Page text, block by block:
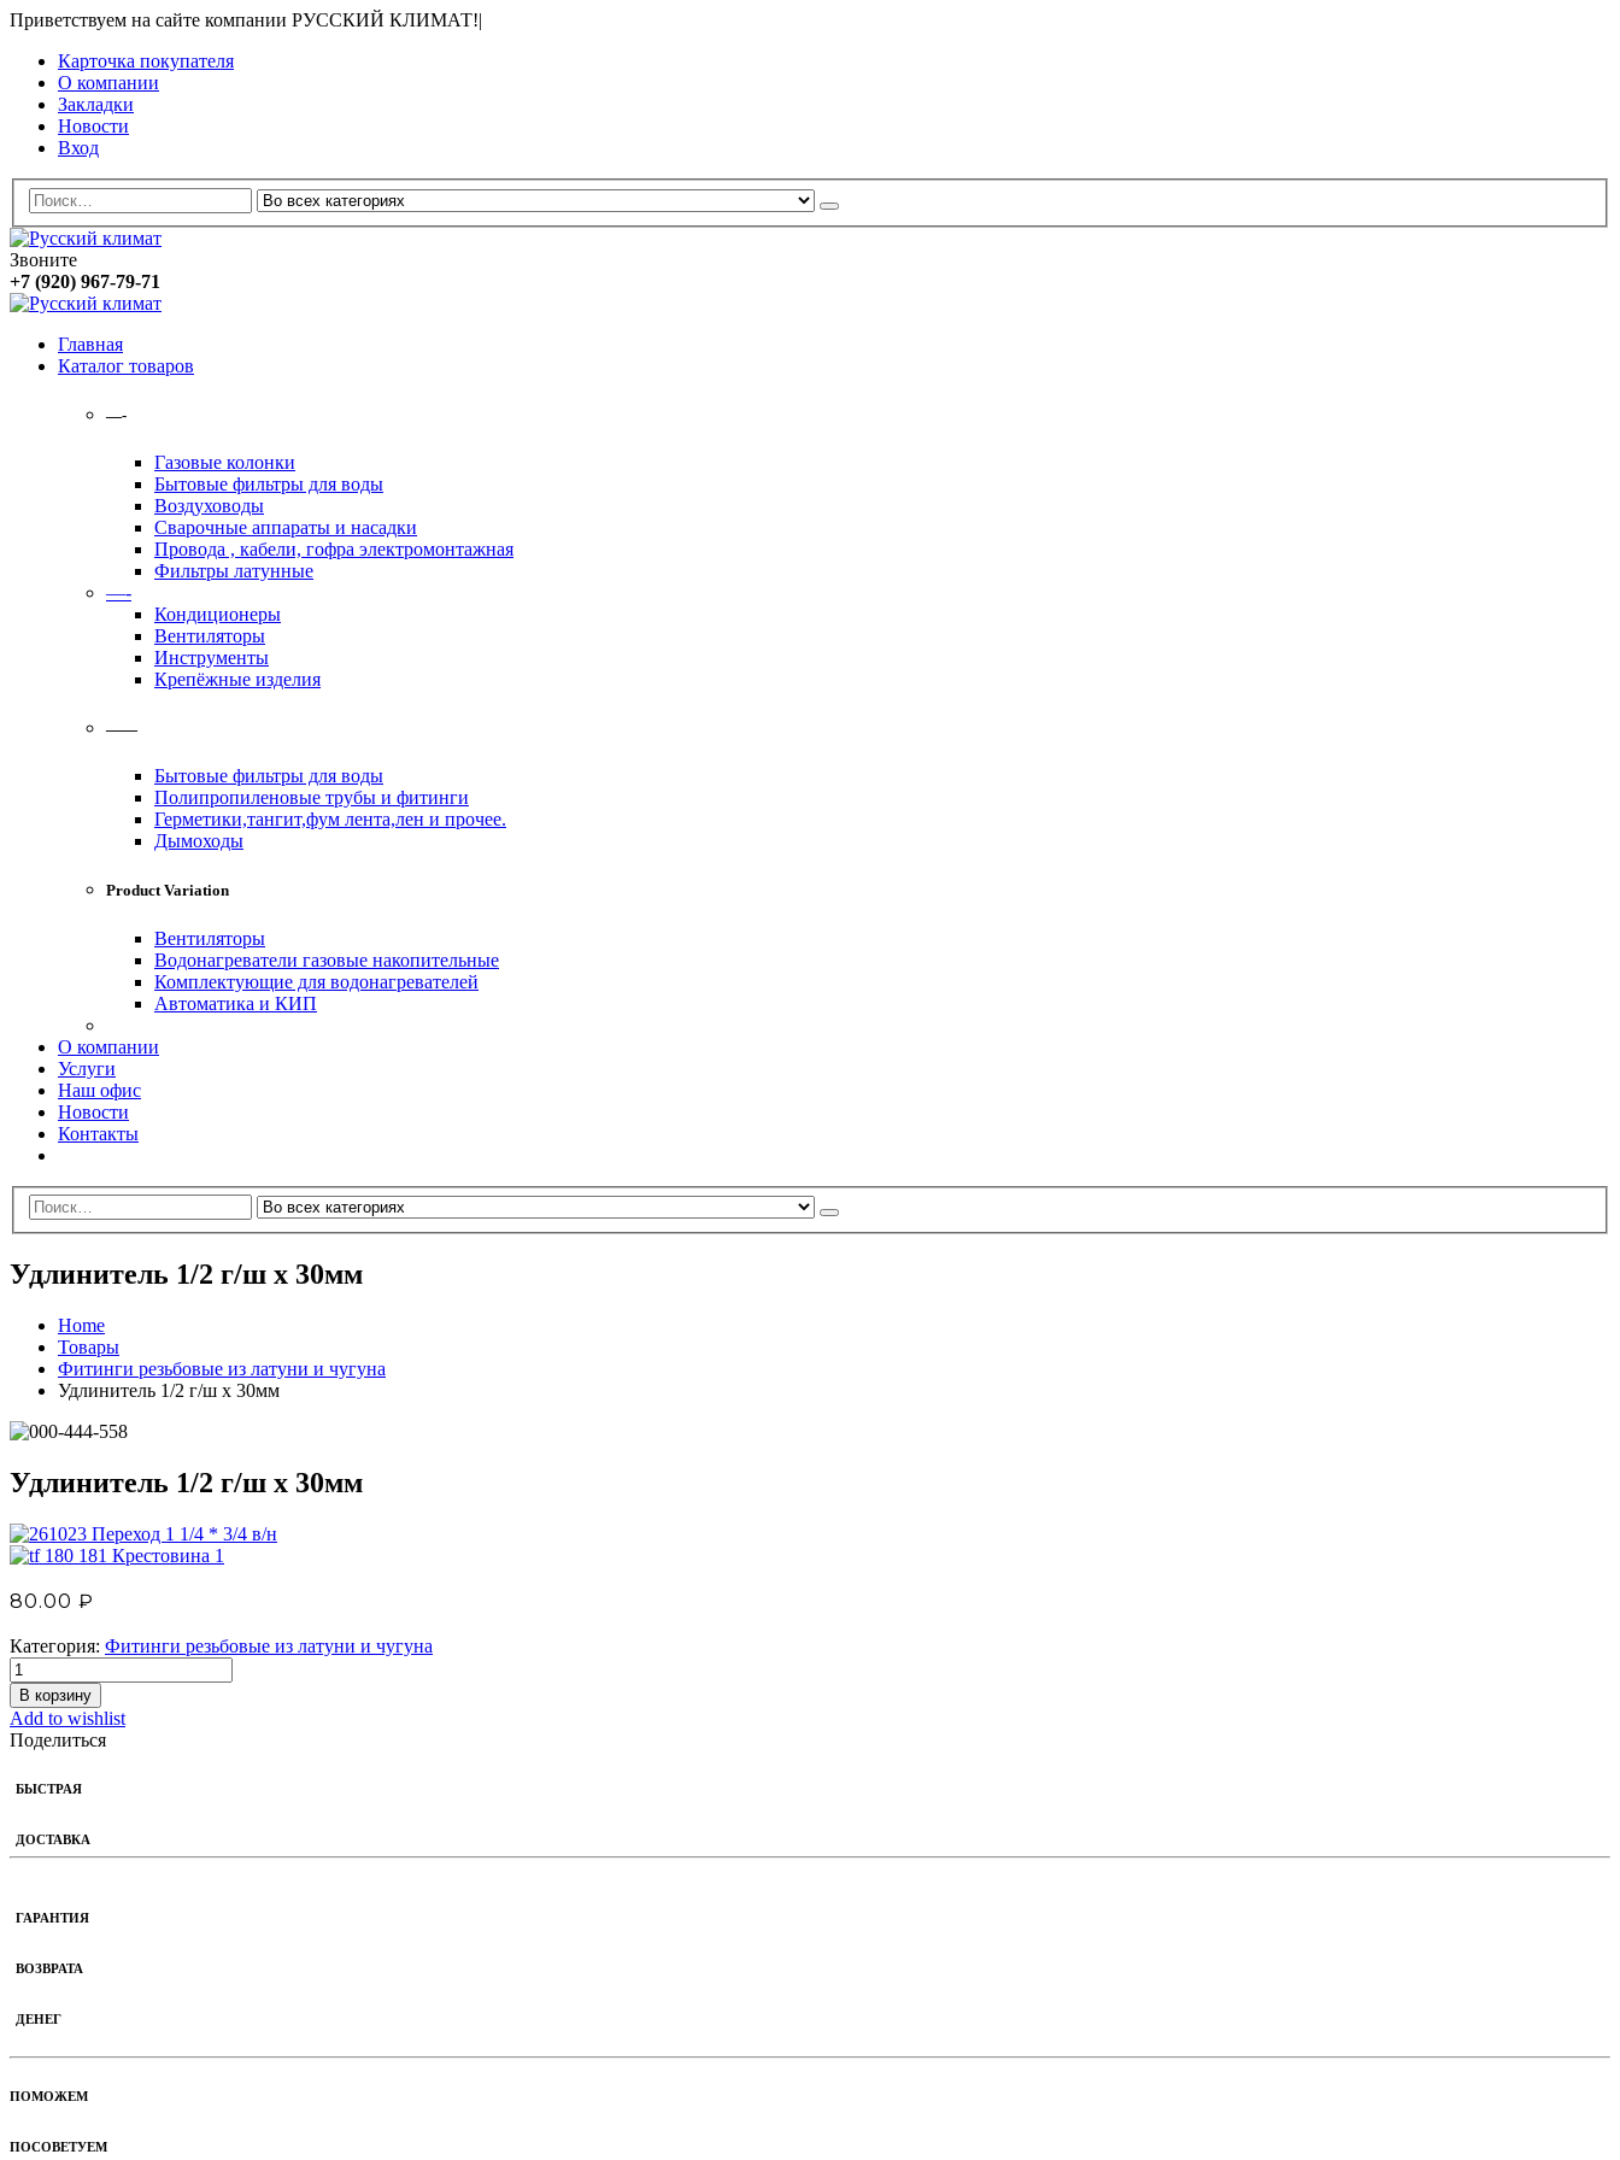
Приветствуем на сайте компании РУССКИЙ КЛИМАТ!|
Карточка покупателя
О компании
Закладки
Новости
Вход
Звоните
+7 (920) 967-79-71
Главная
Каталог товаров
—-
Газовые колонки
Бытовые фильтры для воды
Воздуховоды
Сварочные аппараты и насадки
Провода , кабели, гофра электромонтажная
Фильтры латунные
—-
Кондиционеры
Вентиляторы
Инструменты
Крепёжные изделия
——
Бытовые фильтры для воды
Полипропиленовые трубы и фитинги
Герметики,тангит,фум лента,лен и прочее.
Дымоходы
Product Variation
Вентиляторы
Водонагреватели газовые накопительные
Комплектующие для водонагревателей
Автоматика и КИП
О компании
Услуги
Наш офис
Новости
Контакты
Удлинитель 1/2 г/ш х 30мм
Home
Товары
Фитинги резьбовые из латуни и чугуна
Удлинитель 1/2 г/ш х 30мм
Удлинитель 1/2 г/ш х 30мм
Переход 1 1/4 * 3/4 в/н
Крестовина 1
80.00 ₽
Категория: Фитинги резьбовые из латуни и чугуна
В корзину
Add to wishlist
Поделиться
БЫСТРАЯ
ДОСТАВКА
ГАРАНТИЯ
ВОЗВРАТА
ДЕНЕГ
ПОМОЖЕМ
ПОСОВЕТУЕМ